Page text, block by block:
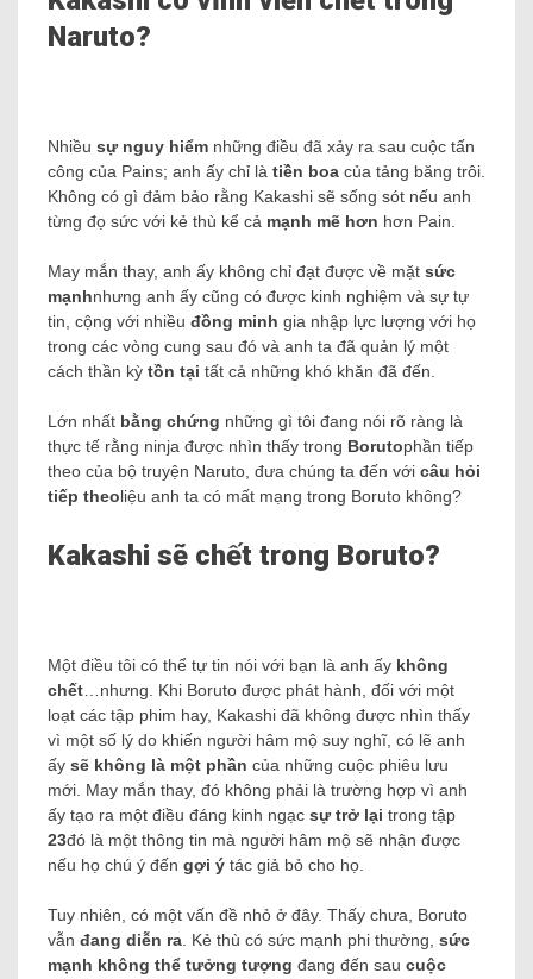
Naruto?
Nhiều sự nguy hiểm những điều đã xảy ra sau cuộc tấn
công của Pains; anh ấy chỉ là tiền boa của tảng băng trôi.
Không có gì đảm bảo rằng Kakashi sẽ sống sót nếu anh
từng đọ sức với kẻ thù kể cả mạnh mẽ hơn hơn Pain.
May mắn thay, anh ấy không chỉ đạt được về mặt sức
mạnhnhưng anh ấy cũng có được kinh nghiệm và sự tự
tin, cộng với nhiều đồng minh gia nhập lực lượng với họ
trong các vòng cung sau đó và anh ta đã quản lý một
cách thần kỳ tồn tại tất cả những khó khăn đã đến.
Lớn nhất bằng chứng những gì tôi đang nói rõ ràng là
thực tế rằng ninja được nhìn thấy trong Borutophần tiếp
theo của bộ truyện Naruto, đưa chúng ta đến với câu hỏi
tiếp theoliệu anh ta có mất mạng trong Boruto không?
Kakashi sẽ chết trong Boruto?
Một điều tôi có thể tự tin nói với bạn là anh ấy không
chết…nhưng. Khi Boruto được phát hành, đối với một
loạt các tập phim hay, Kakashi đã không được nhìn thấy
vì một số lý do khiến người hâm mộ suy nghĩ, có lẽ anh
ấy sẽ không là một phần của những cuộc phiêu lưu
mới. May mắn thay, đó không phải là trường hợp vì anh
ấy tạo ra một điều đáng kinh ngạc sự trở lại trong tập
23đó là một thông tin mà người hâm mộ sẽ nhận được
nếu họ chú ý đến gợi ý tác giả bỏ cho họ.
Tuy nhiên, có một vấn đề nhỏ ở đây. Thấy chưa, Boruto
vẫn đang diễn ra. Kẻ thù có sức mạnh phi thường, sức
mạnh không thể tưởng tượng đang đến sau cuộc